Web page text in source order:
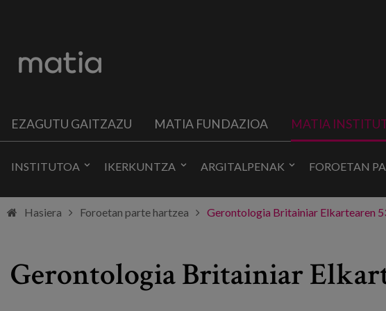
EZAGUTU GAITZAZU MATIA FUNDAZIOA MATIA
INSTITUTOA IKERKUNTZA ARGITALPENAK FOROETAN
Hasiera Foroetan parte hartzea Gerontologia Britainiar Elkartearen
Gerontologia Britainiar